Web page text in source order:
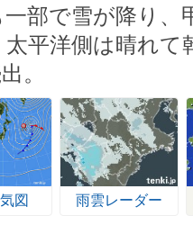
部で雪が降り、
平洋側は晴れて
。
図 雨雲レーダー